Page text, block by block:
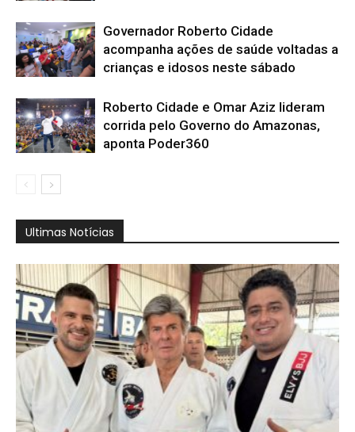
Governador Roberto Cidade
acompanha ações de saúde voltadas a
crianças e idosos neste sábado
Roberto Cidade e Omar Aziz lideram
corrida pelo Governo do Amazonas,
aponta Poder360
Ultimas Notícias